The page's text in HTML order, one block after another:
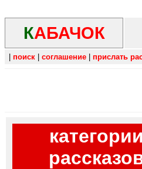
КАБАЧОК
поиск соглашение прислать
категории